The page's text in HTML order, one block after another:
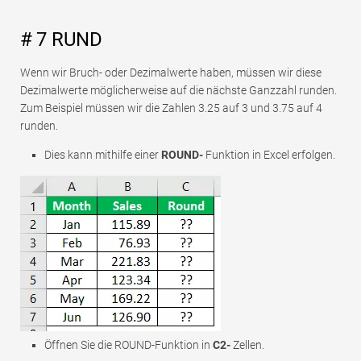
# 7 RUND
Wenn wir Bruch- oder Dezimalwerte haben, müssen wir diese
Dezimalwerte möglicherweise auf die nächste Ganzzahl runden.
Zum Beispiel müssen wir die Zahlen 3.25 auf 3 und 3.75 auf 4
runden.
Dies kann mithilfe einer ROUND- Funktion in Excel erfolgen.
Öffnen Sie die ROUND-Funktion in C2-Zellen.